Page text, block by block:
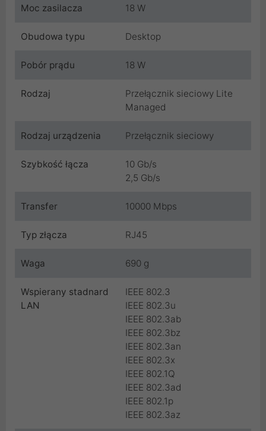
Moc zasilacza 18 W
Obudowa typu Desktop
Pobór prądu 18 W
Rodzaj
Przełącznik sieciowy Lite
Managed
Rodzaj urządzenia Przełącznik sieciowy
Szybkość łącza
10 Gb/s
2,5 Gb/s
Transfer 10000 Mbps
Typ złącza RJ45
Waga 690 g
Wspierany stadnard
LAN
IEEE 802.3
IEEE 802.3u
IEEE 802.3ab
IEEE 802.3bz
IEEE 802.3an
IEEE 802.3x
IEEE 802.1Q
IEEE 802.3ad
IEEE 802.1p
IEEE 802.3az